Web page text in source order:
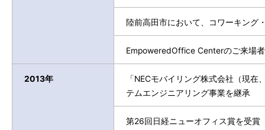
陸前高田市において、コワーキング
EmpoweredOffice Centerのご来場
2013年
「NECモバイリング株式会社（現
テムエンジニアリング事業を継承
第26回日経ニューオフィス賞を受賞